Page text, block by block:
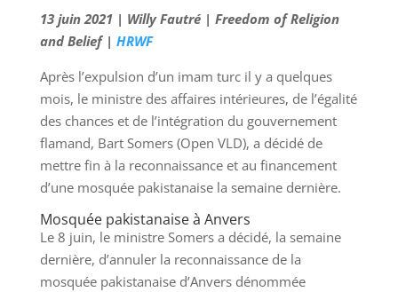
13 juin 2021 | Willy Fautré | Freedom of Religion
and Belief | HRWF
Après l’expulsion d’un imam turc il y a quelques
mois, le ministre des affaires intérieures, de l’égalité
des chances et de l’intégration du gouvernement
flamand, Bart Somers (Open VLD), a décidé de
mettre fin à la reconnaissance et au financement
d’une mosquée pakistanaise la semaine dernière.
Mosquée pakistanaise à Anvers
Le 8 juin, le ministre Somers a décidé, la semaine
dernière, d’annuler la reconnaissance de la
mosquée pakistanaise d’Anvers dénommée